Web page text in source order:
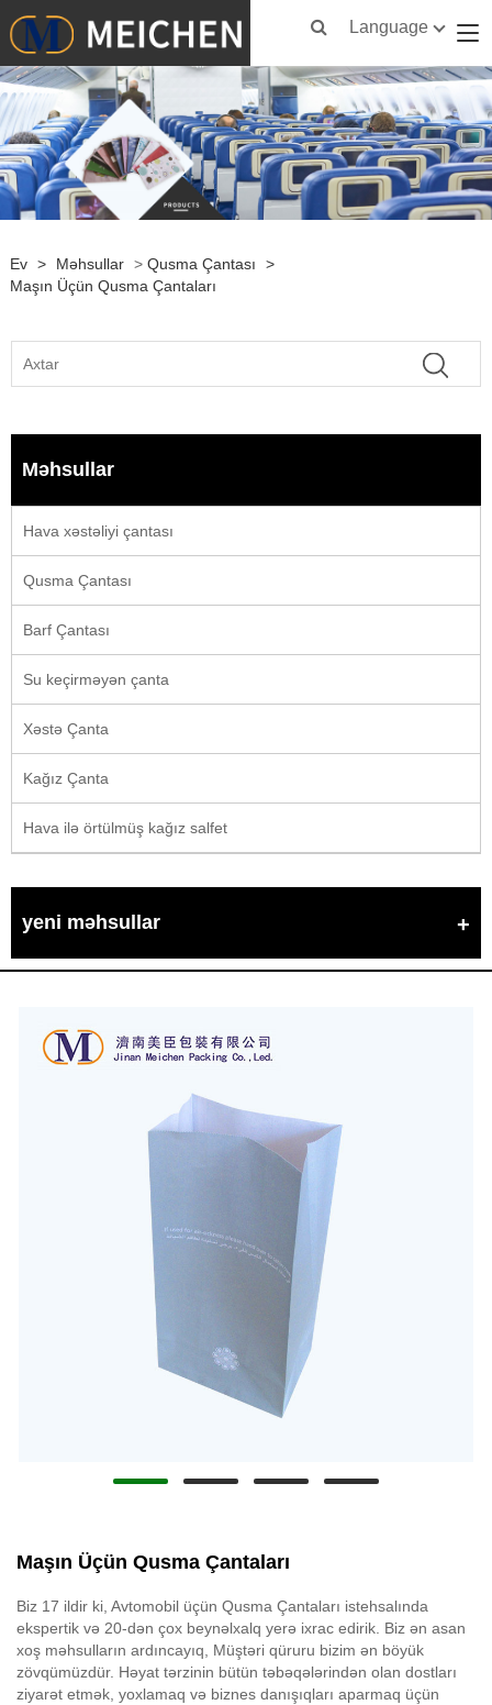
Language
Ev > Məhsullar > Qusma Çantası
>
Maşın Üçün Qusma Çantaları
Məhsullar
Hava xəstəliyi çantası
Qusma Çantası
Barf Çantası
Su keçirməyən çanta
Xəstə Çanta
Kağız Çanta
Hava ilə örtülmüş kağız salfet
yeni məhsullar
Maşın Üçün Qusma Çantaları
Biz 17 ildir ki, Avtomobil üçün Qusma Çantaları istehsalında
ekspertik və 20-dən çox beynəlxalq yerə ixrac edirik. Biz ən asan
xoş məhsulların ardıncayıq, Müştəri qüruru bizim ən böyük
zövqümüzdür. Həyat tərzinin bütün təbəqələrindən olan dostları
ziyarət etmək, yoxlamaq və biznes danışıqları aparmaq üçün